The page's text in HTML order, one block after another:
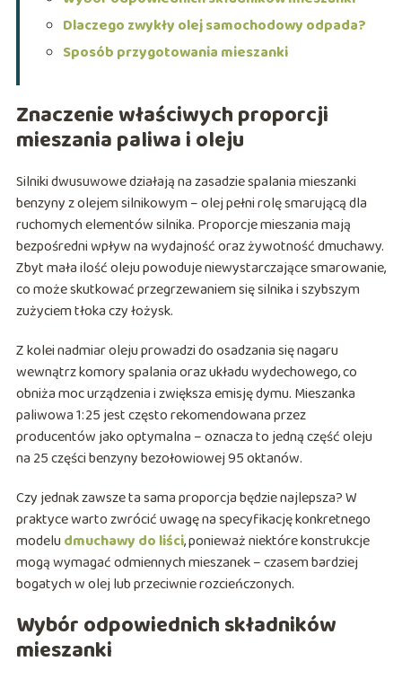
Dlaczego zwykły olej samochodowy odpada?
Sposób przygotowania mieszanki
Znaczenie właściwych proporcji
mieszania paliwa i oleju
Silniki dwusuwowe działają na zasadzie spalania mieszanki
benzyny z olejem silnikowym – olej pełni rolę smarującą dla
ruchomych elementów silnika. Proporcje mieszania mają
bezpośredni wpływ na wydajność oraz żywotność dmuchawy.
Zbyt mała ilość oleju powoduje niewystarczające smarowanie,
co może skutkować przegrzewaniem się silnika i szybszym
zużyciem tłoka czy łożysk.
Z kolei nadmiar oleju prowadzi do osadzania się nagaru
wewnątrz komory spalania oraz układu wydechowego, co
obniża moc urządzenia i zwiększa emisję dymu. Mieszanka
paliwowa 1:25 jest często rekomendowana przez
producentów jako optymalna – oznacza to jedną część oleju
na 25 części benzyny bezołowiowej 95 oktanów.
Czy jednak zawsze ta sama proporcja będzie najlepsza? W
praktyce warto zwrócić uwagę na specyfikację konkretnego
modeludmuchawy do liści, ponieważ niektóre konstrukcje
mogą wymagać odmiennych mieszanek – czasem bardziej
bogatych w olej lub przeciwnie rozcieńczonych.
Wybór odpowiednich składników
mieszanki